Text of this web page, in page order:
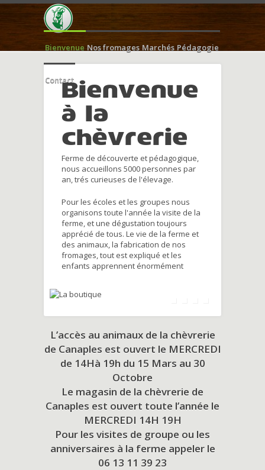
Bienvenue Nos fromages Marchés Pédagogie
ContactBienvenue
à la
chèvrerie
Ferme de découverte et pédagogique,
nous accueillons 5000 personnes par
an, trés curieuses de l'élevage.
Pour les écoles et les groupes nous
organisons toute l'année la visite de la
ferme, et une dégustation toujours
apprécié de tous. Le vie de la ferme et
des animaux, la fabrication de nos
fromages, tout est expliqué et les
enfants apprennent énormément
L’accès au animaux de la chèvrerie
de Canaples est ouvert le MERCREDI
de 14Hà 19h du 15 Mars au 30
Octobre
Le magasin de la chèvrerie de
Canaples est ouvert toute l’année le
MERCREDI 14H 19H
Pour les visites de groupe ou les
anniversaires à la ferme appeler le
06 13 11 39 23